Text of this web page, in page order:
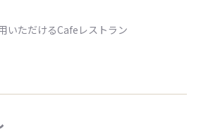
いただけるCafeレストラン